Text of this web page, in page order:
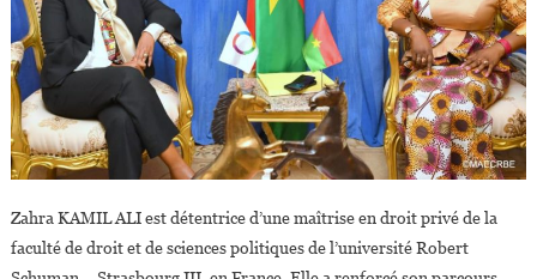
Zahra KAMIL ALI est détentrice d’une maîtrise en droit privé de la
faculté de droit et de sciences politiques de l’université Robert